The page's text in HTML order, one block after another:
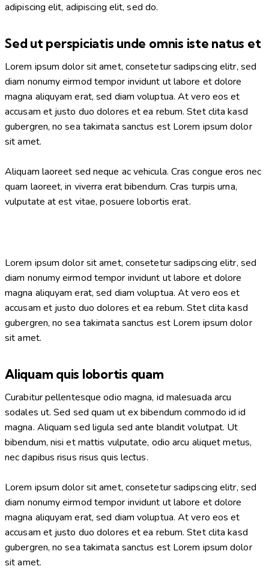
adipiscing elit, adipiscing elit, sed do.
Sed ut perspiciatis unde omnis iste natus et
Lorem ipsum dolor sit amet, consetetur sadipscing elitr, sed
diam nonumy eirmod tempor invidunt ut labore et dolore
magna aliquyam erat, sed diam voluptua. At vero eos et
accusam et justo duo dolores et ea rebum. Stet clita kasd
gubergren, no sea takimata sanctus est Lorem ipsum dolor
sit amet.
Aliquam laoreet sed neque ac vehicula. Cras congue eros nec
quam laoreet, in viverra erat bibendum. Cras turpis urna,
vulputate at est vitae, posuere lobortis erat.
Lorem ipsum dolor sit amet, consetetur sadipscing elitr, sed
diam nonumy eirmod tempor invidunt ut labore et dolore
magna aliquyam erat, sed diam voluptua. At vero eos et
accusam et justo duo dolores et ea rebum. Stet clita kasd
gubergren, no sea takimata sanctus est Lorem ipsum dolor
sit amet.
Aliquam quis lobortis quam
Curabitur pellentesque odio magna, id malesuada arcu
sodales ut. Sed sed quam ut ex bibendum commodo id id
magna. Aliquam sed ligula sed ante blandit volutpat. Ut
bibendum, nisi et mattis vulputate, odio arcu aliquet metus,
nec dapibus risus risus quis lectus.
Lorem ipsum dolor sit amet, consetetur sadipscing elitr, sed
diam nonumy eirmod tempor invidunt ut labore et dolore
magna aliquyam erat, sed diam voluptua. At vero eos et
accusam et justo duo dolores et ea rebum. Stet clita kasd
gubergren, no sea takimata sanctus est Lorem ipsum dolor
sit amet.